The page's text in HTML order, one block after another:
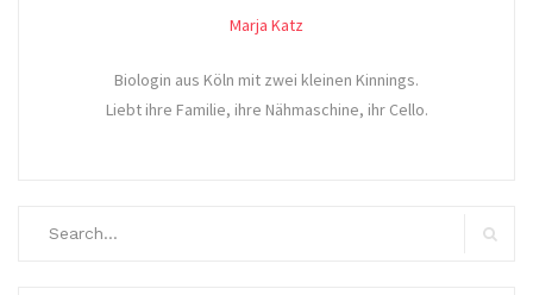
Marja Katz
Biologin aus Köln mit zwei kleinen Kinnings.
Liebt ihre Familie, ihre Nähmaschine, ihr Cello.